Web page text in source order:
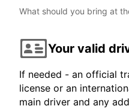
What should you bring at
Your valid
If needed - an official
license or an
main driver and any